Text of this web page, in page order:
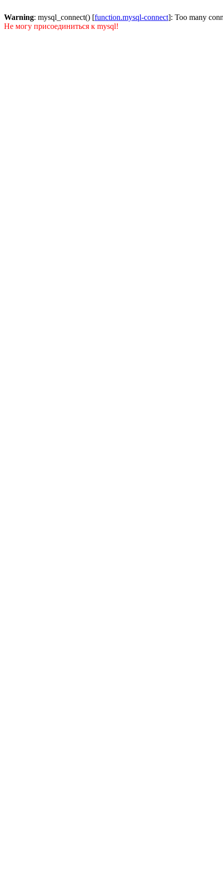
Warning: mysql_connect() [function.mysql-connect]: Too many
Не могу присоединиться к mysql!